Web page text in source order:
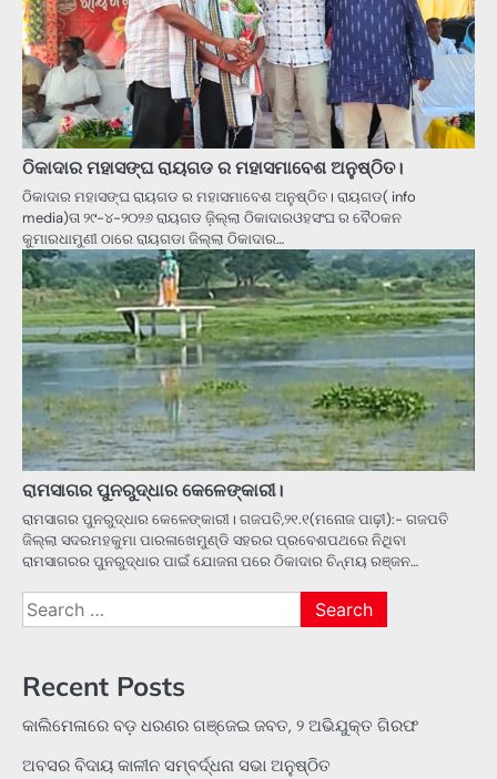
ଠିକାଦାର ମହାସଙ୍ଘ ରାୟଗଡ ର ମହାସମାବେଶ ଅନୁଷ୍ଠିତ।
ଠିକାଦାର ମହାସଙ୍ଘ ରାୟଗଡ ର ମହାସମାବେଶ ଅନୁଷ୍ଠିତ। ରାୟଗଡ( info
media)ତା ୨୯-୪-୨୦୨୬ ରାୟଗଡ ଜ଼ିଲ୍ଲା ଠିକାଦାରଓହସଂଘ ର ବୈଠକନ
କୁମାରଧାମୁଣୀ ଠାରେ ରାୟଗଡା ଜିଲ୍ଲା ଠିକାଦାର…
ରାମସାଗର ପୁନରୁଦ୍ଧାର କେଳେଙ୍କାରୀ।
ରାମସାଗର ପୁନରୁଦ୍ଧାର କେଳେଙ୍କାରୀ। ଗଜପତି,୨୧.୧(ମନୋଜ ପାଢ଼ୀ):- ଗଜପତି
ଜିଲ୍ଲା ସଦରମହକୁମା ପାରଳାଖେମୁଣ୍ଡି ସହରର ପ୍ରବେଶପଥରେ ନିଥିବା
ରାମସାଗରର ପୁନରୁଦ୍ଧାର ପାଇଁ ଯୋଜନା ପରେ ଠିକାଦାର ଚିନ୍ମୟ ରଞ୍ଜନ…
Search
for:
Recent Posts
କାଲିମେଳାରେ ବଡ଼ ଧରଣର ଗଞ୍ଜେଇ ଜବତ, ୨ ଅଭିଯୁକ୍ତ ଗିରଫ
ଅବସର ବିଦାୟ କାଳୀନ ସମ୍ବର୍ଦ୍ଧନା ସଭା ଅନୁଷ୍ଠିତ